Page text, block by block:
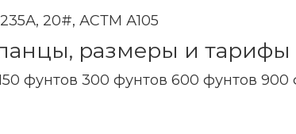
20#, АСТМ А105
размеры и тарифы
150 фунтов 300 фунтов 600 фунтов